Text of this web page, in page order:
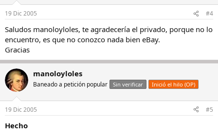
19 Dic 2005 #4
Saludos manoloyloles, te agradecería el privado, porque no lo
encuentro, es que no conozco nada bien eBay.
Gracias
manoloyloles
Baneado a petición popular Sin verificar Inició el hilo (OP)
19 Dic 2005 #5
Hecho